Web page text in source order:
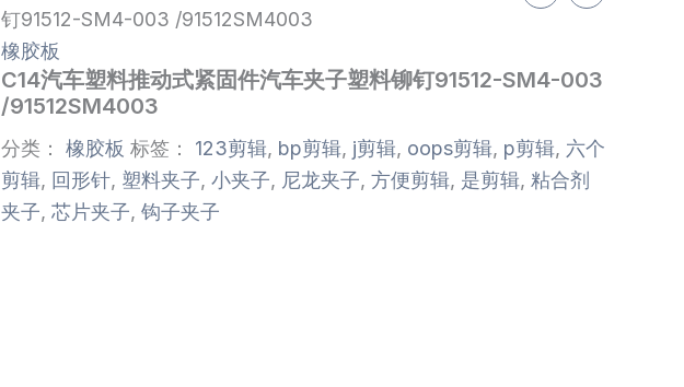
钉91512-SM4-003 /91512SM4003
橡胶板
C14汽车塑料推动式紧固件汽车夹子塑料铆钉91512-SM4-003
/91512SM4003
分类： 橡胶板 标签： 123剪辑, bp剪辑, j剪辑, oops剪辑, p剪辑, 六个
剪辑, 回形针, 塑料夹子, 小夹子, 尼龙夹子, 方便剪辑, 是剪辑, 粘合剂
夹子, 芯片夹子, 钩子夹子